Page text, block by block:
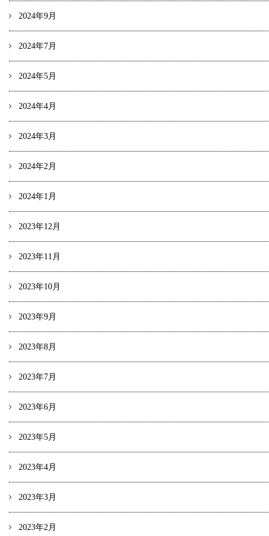
2024年9月
2024年7月
2024年5月
2024年4月
2024年3月
2024年2月
2024年1月
2023年12月
2023年11月
2023年10月
2023年9月
2023年8月
2023年7月
2023年6月
2023年5月
2023年4月
2023年3月
2023年2月